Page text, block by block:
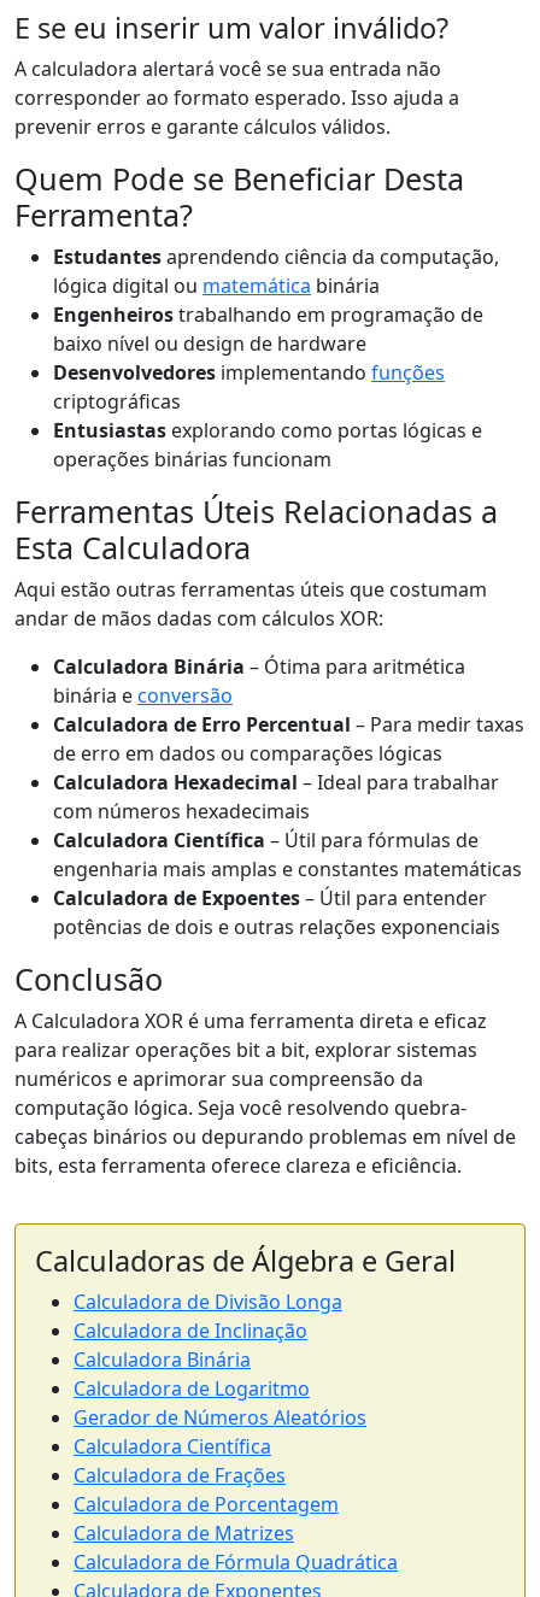
E se eu inserir um valor inválido?
A calculadora alertará você se sua entrada não
corresponder ao formato esperado. Isso ajuda a
prevenir erros e garante cálculos válidos.
Quem Pode se Beneficiar Desta
Ferramenta?
Estudantesaprendendo ciência da computação,
lógica digital ou matemática binária
Engenheirostrabalhando em programação de
baixo nível ou design de hardware
Desenvolvedores implementando funções
criptográficas
Entusiastas explorando como portas lógicas e
operações binárias funcionam
Ferramentas Úteis Relacionadas a
Esta Calculadora
Aqui estão outras ferramentas úteis que costumam
andar de mãos dadas com cálculos XOR:
Calculadora Binária – Ótima para aritmética
binária econversão
Calculadora de Erro Percentual – Para medir taxas
de erro em dados ou comparações lógicas
Calculadora Hexadecimal – Ideal para trabalhar
com números hexadecimais
Calculadora Científica – Útil para fórmulas de
engenharia mais amplas e constantes matemáticas
Calculadora de Expoentes– Útil para entender
potências de dois e outras relações exponenciais
Conclusão
A Calculadora XOR é uma ferramenta direta e eficaz
para realizar operações bit a bit, explorar sistemas
numéricos e aprimorar sua compreensão da
computação lógica. Seja você resolvendo quebra-
cabeças binários ou depurando problemas em nível de
bits, esta ferramenta oferece clareza e eficiência.
Calculadoras de Álgebra e Geral
Calculadora de Divisão Longa
Calculadora de Inclinação
Calculadora Binária
Calculadora de Logaritmo
Gerador de Números Aleatórios
Calculadora Científica
Calculadora de Frações
Calculadora de Porcentagem
Calculadora de Matrizes
Calculadora de Fórmula Quadrática
Calculadora de Exponentes